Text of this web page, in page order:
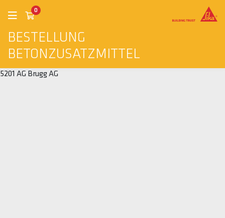
BESTELLUNG
BETONZUSATZMITTEL
0
5201 AG Brugg AG